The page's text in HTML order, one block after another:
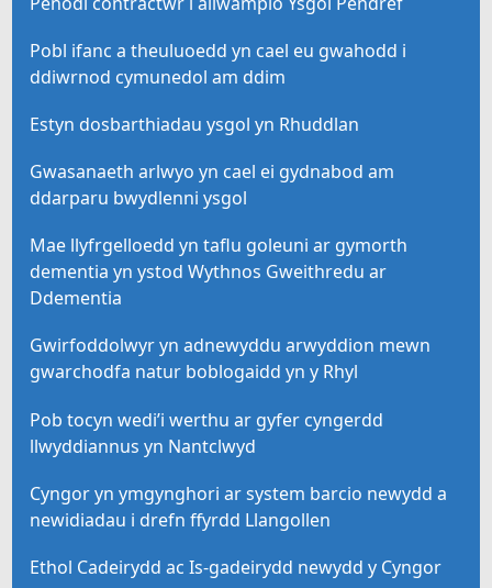
Pobl ifanc a theuluoedd yn cael eu gwahodd i
ddiwrnod cymunedol am ddim
Estyn dosbarthiadau ysgol yn Rhuddlan
Gwasanaeth arlwyo yn cael ei gydnabod am
ddarparu bwydlenni ysgol
Mae llyfrgelloedd yn taflu goleuni ar gymorth
dementia yn ystod Wythnos Gweithredu ar
Ddementia
Gwirfoddolwyr yn adnewyddu arwyddion mewn
gwarchodfa natur boblogaidd yn y Rhyl
Pob tocyn wedi’i werthu ar gyfer cyngerdd
llwyddiannus yn Nantclwyd
Cyngor yn ymgynghori ar system barcio newydd a
newidiadau i drefn ffyrdd Llangollen
Ethol Cadeirydd ac Is-gadeirydd newydd y Cyngor